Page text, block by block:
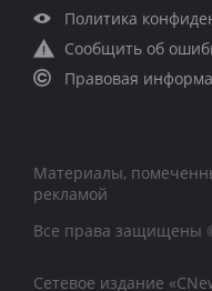
Политика
Сообщить об
Правовая
Материалы,
рекламой
Все права защищены
Сетевое издание